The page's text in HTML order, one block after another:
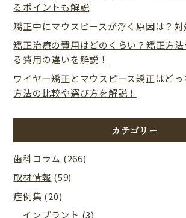
るポイントも解説
矯正中にマウスピースが浮く原因は？対
矯正治療の費用はどのくらい？矯正方
る費用の違いを解説！
ワイヤー矯正とマウスピース矯正はど
方法の比較や選び方を解説！
カテゴリー
歯科コラム (266)
取材情報 (59)
症例集 (20)
インプラント (3)